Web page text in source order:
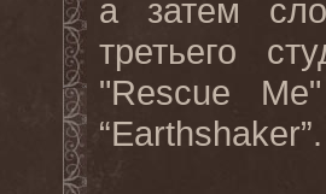
а затем
третьего
"Rescue
“Earthshaker”.